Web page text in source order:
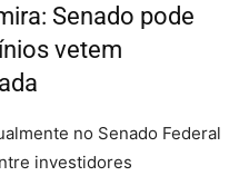
Senado pode
vetem
no Senado Federal
investidores